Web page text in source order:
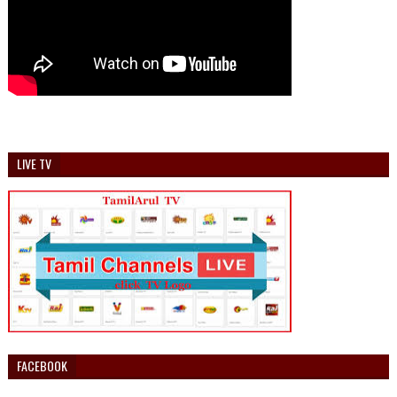
LIVE TV
FACEBOOK